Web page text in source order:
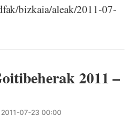
bizkaia/aleak/2011-07-
2011 –
2011-07-23 00:00